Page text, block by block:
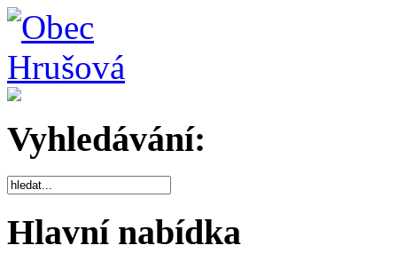
Vyhledávání:
Hlavní nabídka